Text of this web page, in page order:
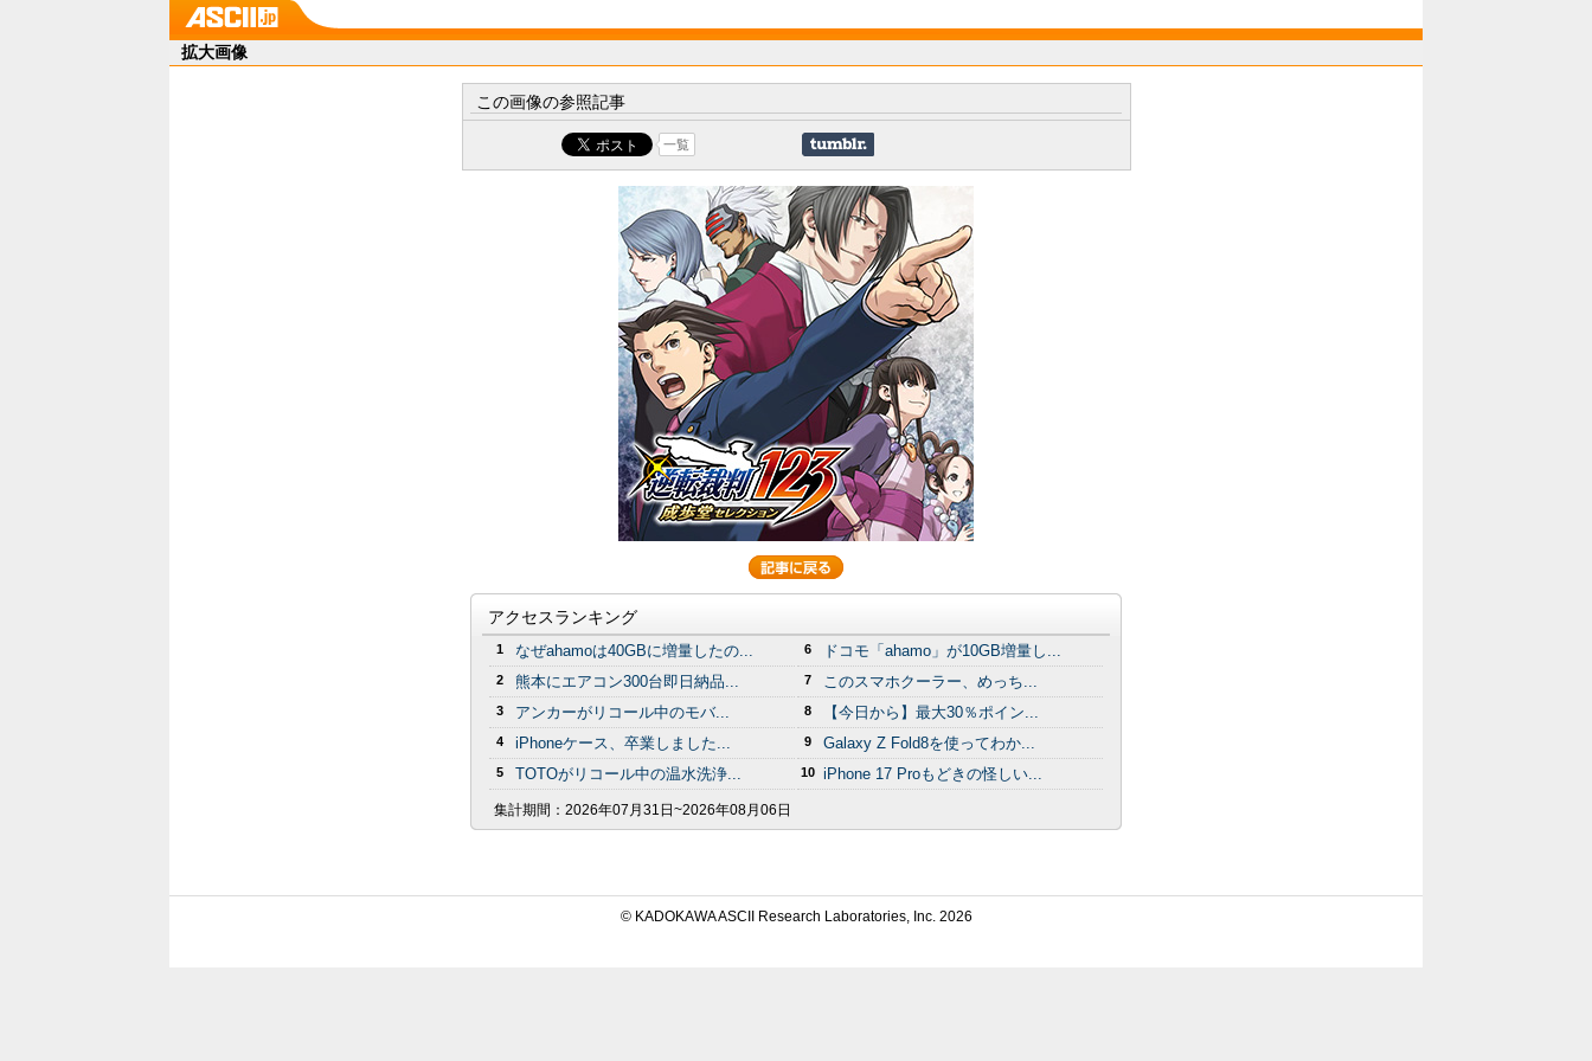
拡大画像
この画像の参照記事
一覧
アクセスランキング
1 なぜahamoは40GBに増量したの...
2 熊本にエアコン300台即日納品...
3 アンカーがリコール中のモバ...
4 iPhoneケース、卒業しました...
5 TOTOがリコール中の温水洗浄...
6 ドコモ「ahamo」が10GB増量し...
7 このスマホクーラー、めっち...
8 【今日から】最大30％ポイン...
9 Galaxy Z Fold8を使ってわか...
10 iPhone 17 Proもどきの怪しい...
集計期間： 2026年07月31日~2026年08月06日
© KADOKAWA ASCII Research Laboratories, Inc. 2026